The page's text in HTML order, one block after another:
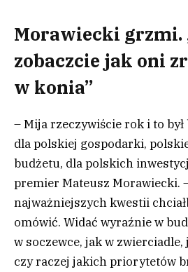
Morawiecki grzmi.
zobaczcie jak oni
w konia”
– Mija rzeczywiście rok i to był
dla polskiej gospodarki,
budżetu, dla polskich
premier Mateusz Morawiecki.
najważniejszych kwestii
omówić. Widać wyraźnie w
w soczewce, jak w
czy raczej jakich priorytetów